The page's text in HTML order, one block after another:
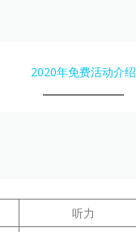
2020年免费活动介绍
听力